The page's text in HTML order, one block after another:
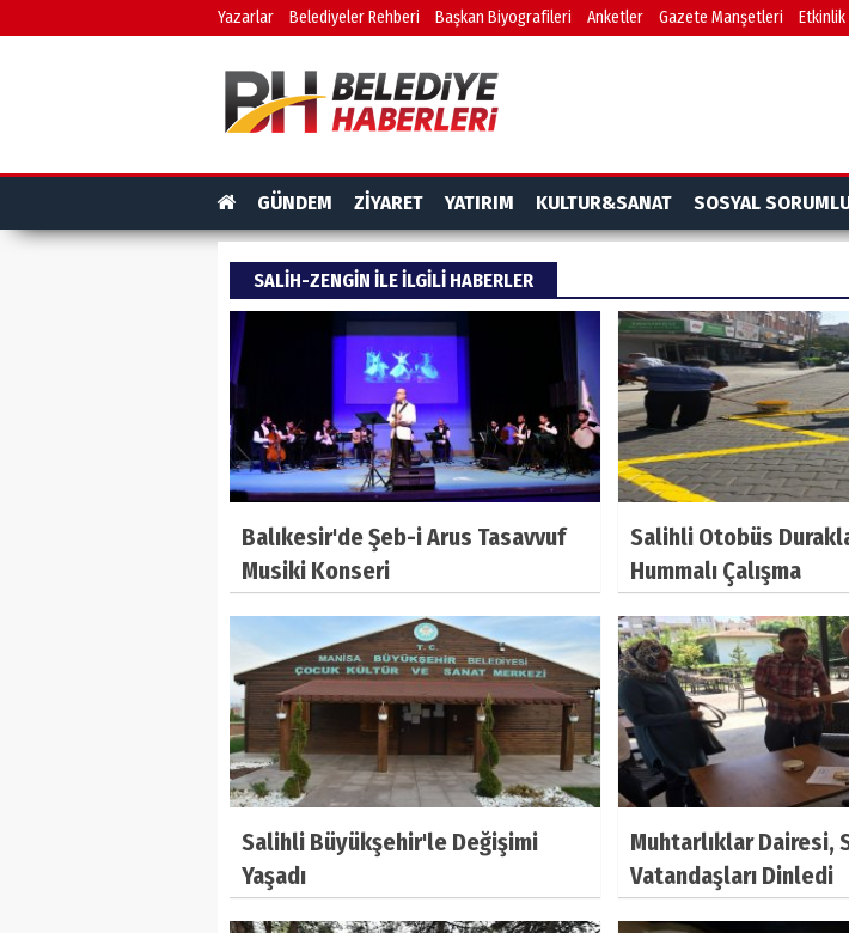
Yazarlar Belediyeler Rehberi Başkan Biyografileri Anketler Gazete Manşetleri Etkinlik
GÜNDEM ZİYARET YATIRIM KULTUR&SANAT SOSYAL
SALIH-ZENGIN ILE ILGILI HABERLER
Balıkesir'de Şeb-i Arus Tasavvuf
Musiki Konseri
Salihli Otobüs
Hummalı Çalışma
Salihli Büyükşehir'le Değişimi
Yaşadı
Muhtarlıklar Dairesi,
Vatandaşları Dinledi